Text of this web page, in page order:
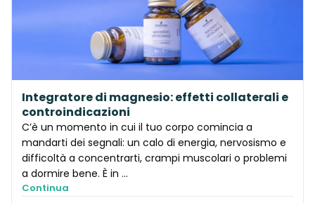
Integratore di magnesio: effetti collaterali e
controindicazioni
C’è un momento in cui il tuo corpo comincia a
mandarti dei segnali: un calo di energia, nervosismo e
difficoltà a concentrarti, crampi muscolari o problemi
a dormire bene. È in …
Continua